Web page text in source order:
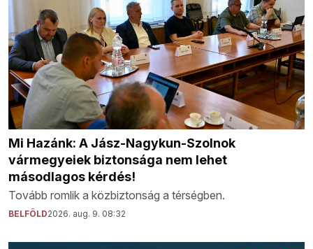
Mi Hazánk: A Jász-Nagykun-Szolnok
vármegyeiek biztonsága nem lehet
másodlagos kérdés!
Tovább romlik a közbiztonság a térségben.
BELFÖLD2026. aug. 9. 08:32